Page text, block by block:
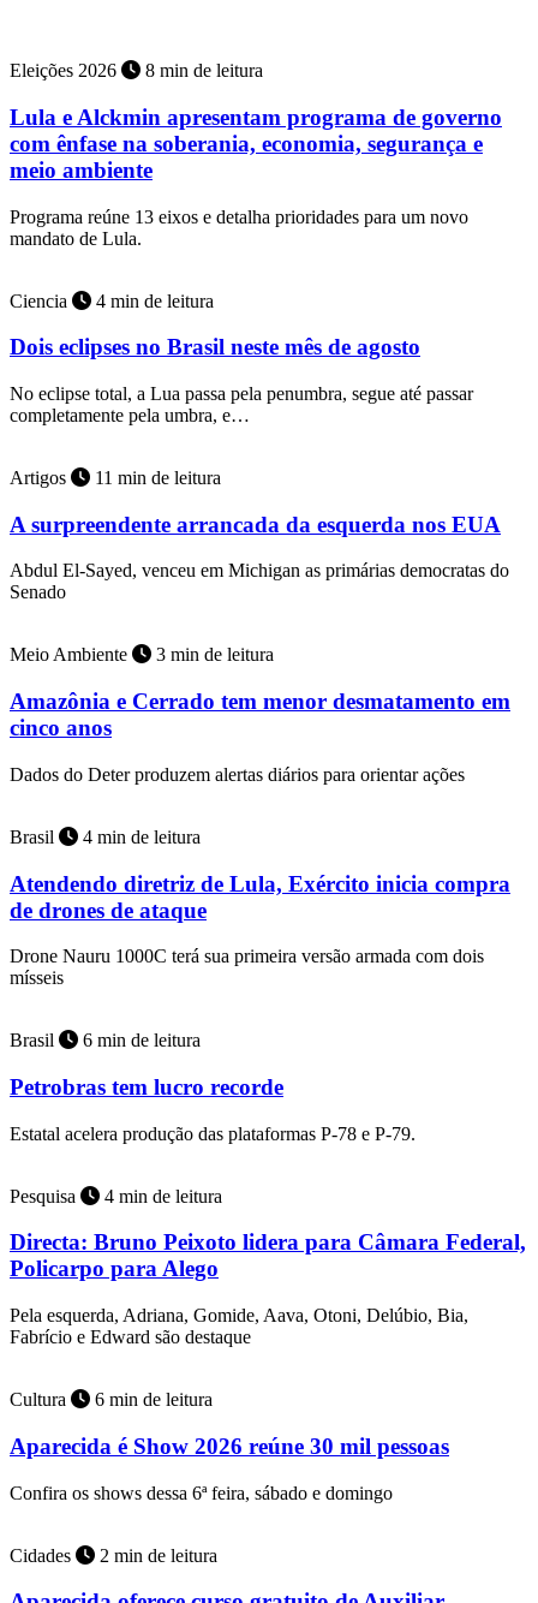
Eleições 2026 8 min de leitura
Lula e Alckmin apresentam programa de governo
com ênfase na soberania, economia, segurança e
meio ambiente
Programa reúne 13 eixos e detalha prioridades para um novo
mandato de Lula.
Ciencia 4 min de leitura
Dois eclipses no Brasil neste mês de agosto
No eclipse total, a Lua passa pela penumbra, segue até passar
completamente pela umbra, e…
Artigos 11 min de leitura
A surpreendente arrancada da esquerda nos EUA
Abdul El-Sayed, venceu em Michigan as primárias democratas do
Senado
Meio Ambiente 3 min de leitura
Amazônia e Cerrado tem menor desmatamento em
cinco anos
Dados do Deter produzem alertas diários para orientar ações
Brasil 4 min de leitura
Atendendo diretriz de Lula, Exército inicia compra
de drones de ataque
Drone Nauru 1000C terá sua primeira versão armada com dois
mísseis
Brasil 6 min de leitura
Petrobras tem lucro recorde
Estatal acelera produção das plataformas P-78 e P-79.
Pesquisa 4 min de leitura
Directa: Bruno Peixoto lidera para Câmara Federal,
Policarpo para Alego
Pela esquerda, Adriana, Gomide, Aava, Otoni, Delúbio, Bia,
Fabrício e Edward são destaque
Cultura 6 min de leitura
Aparecida é Show 2026 reúne 30 mil pessoas
Confira os shows dessa 6ª feira, sábado e domingo
Cidades 2 min de leitura